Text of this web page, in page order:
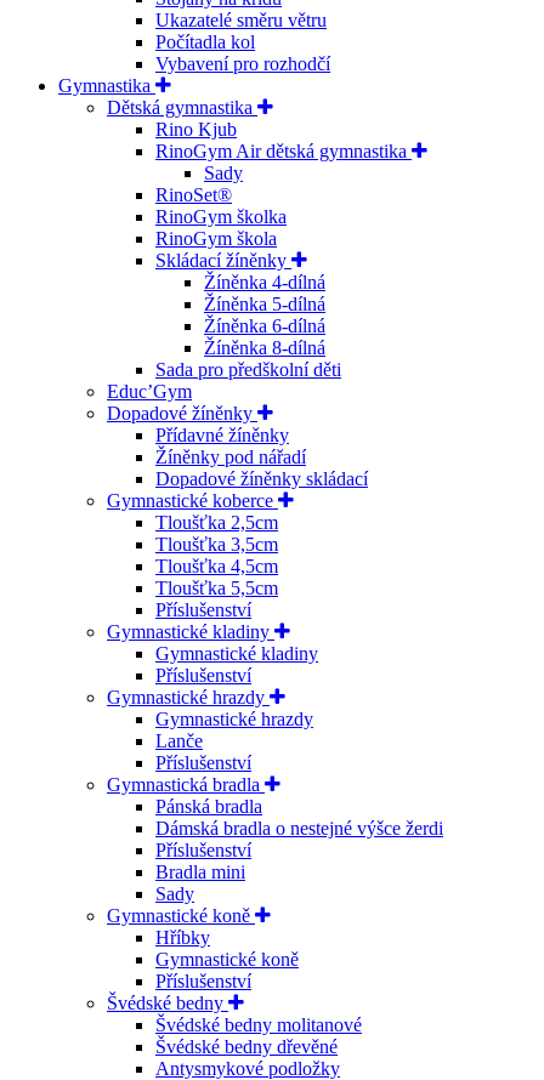
Ukazatelé směru větru
Počítadla kol
Vybavení pro rozhodčí
Gymnastika
Dětská gymnastika
Rino Kjub
RinoGym Air dětská gymnastika
Sady
RinoSet®
RinoGym školka
RinoGym škola
Skládací žíněnky
Žíněnka 4-dílná
Žíněnka 5-dílná
Žíněnka 6-dílná
Žíněnka 8-dílná
Sada pro předškolní děti
Educ’Gym
Dopadové žíněnky
Přídavné žíněnky
Žíněnky pod nářadí
Dopadové žíněnky skládací
Gymnastické koberce
Tloušťka 2,5cm
Tloušťka 3,5cm
Tloušťka 4,5cm
Tloušťka 5,5cm
Příslušenství
Gymnastické kladiny
Gymnastické kladiny
Příslušenství
Gymnastické hrazdy
Gymnastické hrazdy
Lanče
Příslušenství
Gymnastická bradla
Pánská bradla
Dámská bradla o nestejné výšce žerdi
Příslušenství
Bradla mini
Sady
Gymnastické koně
Hříbky
Gymnastické koně
Příslušenství
Švédské bedny
Švédské bedny molitanové
Švédské bedny dřevěné
Antysmykové podložky